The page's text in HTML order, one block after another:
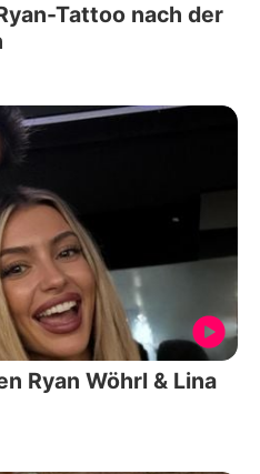
Tattoo nach der
Ryan Wöhrl & Lina